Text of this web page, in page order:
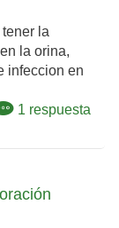
la
la orina,
infeccion en
1 respuesta